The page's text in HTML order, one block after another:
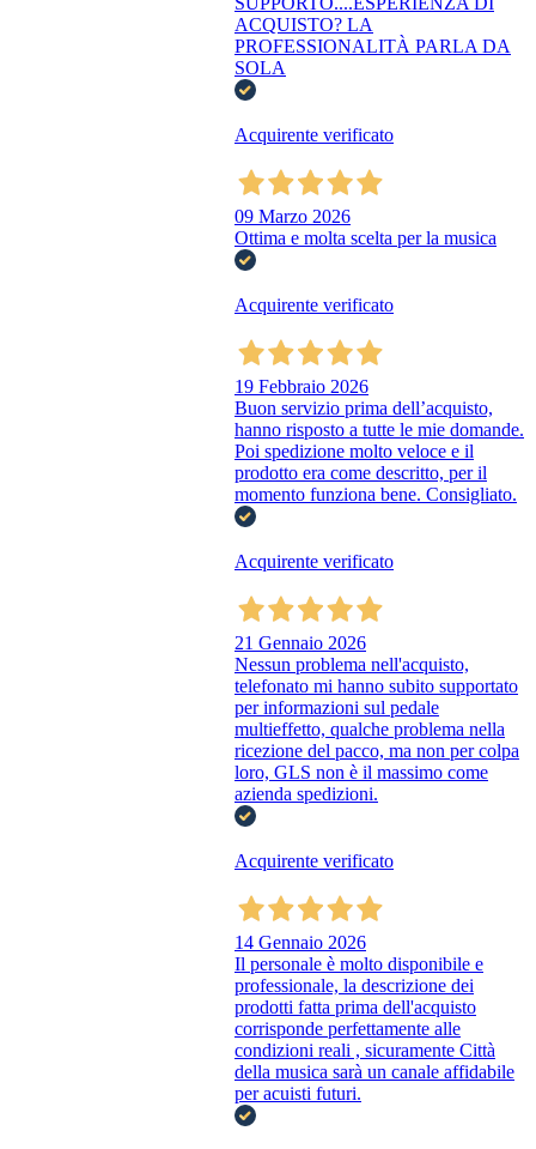
ACQUISTO? LA
PROFESSIONALITÀ PARLA DA
SOLA
Acquirente verificato
09 Marzo 2026
Ottima e molta scelta per la musica
Acquirente verificato
19 Febbraio 2026
Buon servizio prima dell’acquisto,
hanno risposto a tutte le mie domande.
Poi spedizione molto veloce e il
prodotto era come descritto, per il
momento funziona bene. Consigliato.
Acquirente verificato
21 Gennaio 2026
Nessun problema nell'acquisto,
telefonato mi hanno subito supportato
per informazioni sul pedale
multieffetto, qualche problema nella
ricezione del pacco, ma non per colpa
loro, GLS non è il massimo come
azienda spedizioni.
Acquirente verificato
14 Gennaio 2026
Il personale è molto disponibile e
professionale, la descrizione dei
prodotti fatta prima dell'acquisto
corrisponde perfettamente alle
condizioni reali , sicuramente Città
della musica sarà un canale affidabile
per acuisti futuri.